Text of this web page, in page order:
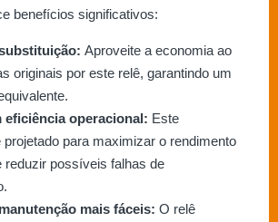
benefícios significativos:
Aproveite a economia ao
originais por este relê, garantindo um
eficiência operacional: Este
projetado para maximizar o rendimento
reduzir possíveis falhas de
mais fáceis: O relê